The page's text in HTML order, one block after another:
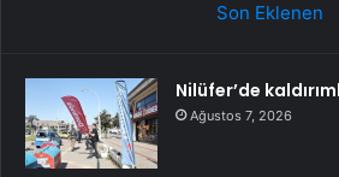
Son Eklenen
Nilüfer’de
Ağustos 7, 2026